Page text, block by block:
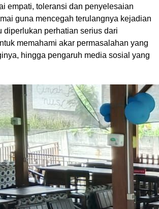
empati, toleransi dan penyelesaian
guna mencegah terulangnya kejadian
diperlukan perhatian serius dari
memahami akar permasalahan yang
hingga pengaruh media sosial yang